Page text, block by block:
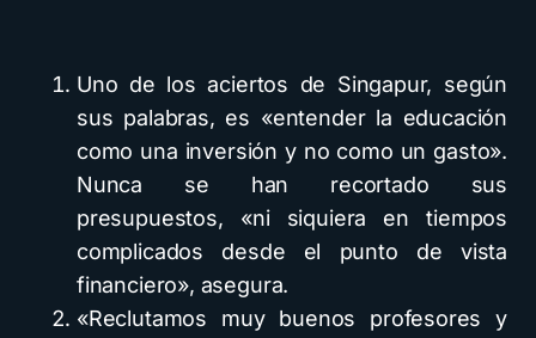
Uno de los aciertos de Singapur, según
sus palabras, es «entender la educación
como una inversión y no como un gasto».
Nunca se han recortado sus
presupuestos, «ni siquiera en tiempos
complicados desde el punto de vista
financiero», asegura.
«Reclutamos muy buenos profesores y